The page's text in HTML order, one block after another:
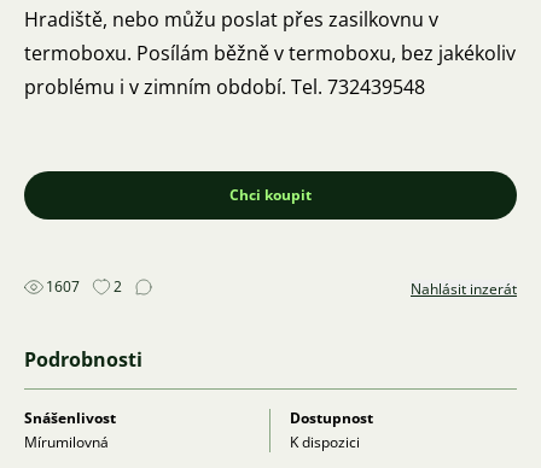
Hradiště, nebo můžu poslat přes zasilkovnu v
termoboxu. Posílám běžně v termoboxu, bez jakékoliv
problému i v zimním období. Tel. 732439548
Chci koupit
1607 2 Nahlásit inzerát
Podrobnosti
Snášenlivost
Mírumilovná
Dostupnost
K dispozici